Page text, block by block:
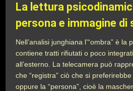
La lettura
persona e immagine di
Nell’analisi junghiana l’“ombra” è la
contiene tratti rifiutati o poco
all’esterno. La telecamera può
che “registra” ciò che si
oppure la “persona”, cioè la